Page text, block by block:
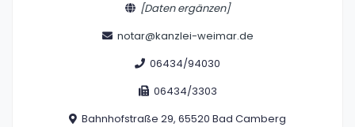
[Daten ergänzen]
notar@kanzlei-weimar.de
06434/94030
06434/3303
Bahnhofstraße 29, 65520 Bad Camberg